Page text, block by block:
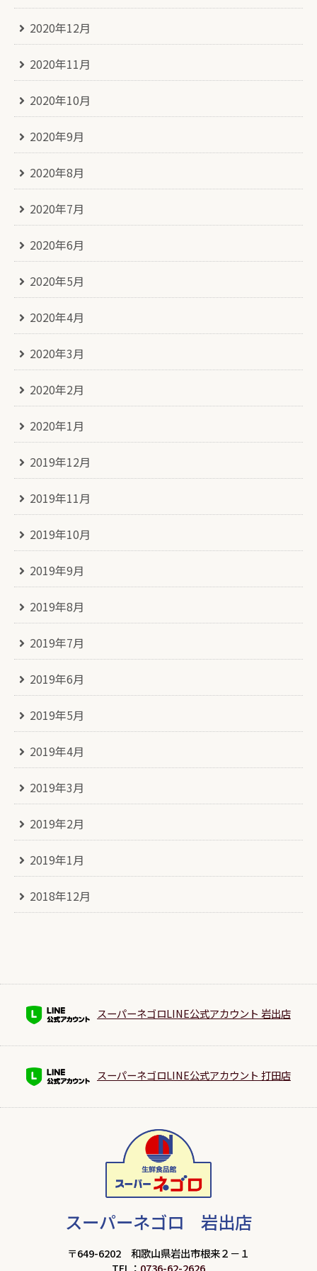
2020年12月
2020年11月
2020年10月
2020年9月
2020年8月
2020年7月
2020年6月
2020年5月
2020年4月
2020年3月
2020年2月
2020年1月
2019年12月
2019年11月
2019年10月
2019年9月
2019年8月
2019年7月
2019年6月
2019年5月
2019年4月
2019年3月
2019年2月
2019年1月
2018年12月
スーパーネゴロLINE公式アカウント 岩出店
スーパーネゴロLINE公式アカウント 打田店
スーパーネゴロ 岩出店
〒649-6202 和歌山県岩出市根来２－１